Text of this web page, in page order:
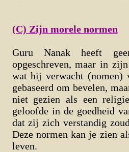
(C) Zijn morele normen
Guru Nanak heeft
opgeschreven, maar in
wat hij verwacht
gebaseerd om bevelen,
niet gezien als een
geloofde in de goedheid
dat zij zich verstandig
Deze normen kan je zien
leven.